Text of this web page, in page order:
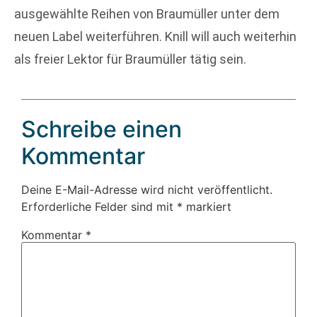
ausgewählte Reihen von Braumüller unter dem
neuen Label weiterführen. Knill will auch weiterhin
als freier Lektor für Braumüller tätig sein.
Schreibe einen
Kommentar
Deine E-Mail-Adresse wird nicht veröffentlicht.
Erforderliche Felder sind mit * markiert
Kommentar *